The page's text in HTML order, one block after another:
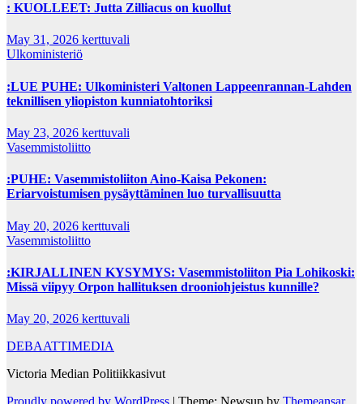
: KUOLLEET: Jutta Zilliacus on kuollut
May 31, 2026 kerttuvali
Ulkoministeriö
:LUE PUHE: Ulkoministeri Valtonen Lappeenrannan-Lahden
teknillisen yliopiston kunniatohtoriksi
May 23, 2026 kerttuvali
Vasemmistoliitto
:PUHE: Vasemmistoliiton Aino-Kaisa Pekonen:
Eriarvoistumisen pysäyttäminen luo turvallisuutta
May 20, 2026 kerttuvali
Vasemmistoliitto
:KIRJALLINEN KYSYMYS: Vasemmistoliiton Pia Lohikoski:
Missä viipyy Orpon hallituksen drooniohjeistus kunnille?
May 20, 2026 kerttuvali
DEBAATTIMEDIA
Victoria Median Politiikkasivut
Proudly powered by WordPress | Theme: Newsup by Themeansar.